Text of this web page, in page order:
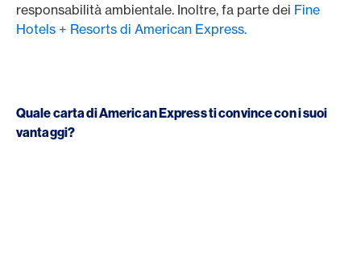
responsabilità ambientale. Inoltre, fa parte dei Fine
Hotels + Resorts di American Express.
Quale carta di American Express ti convince con i suoi
vantaggi?